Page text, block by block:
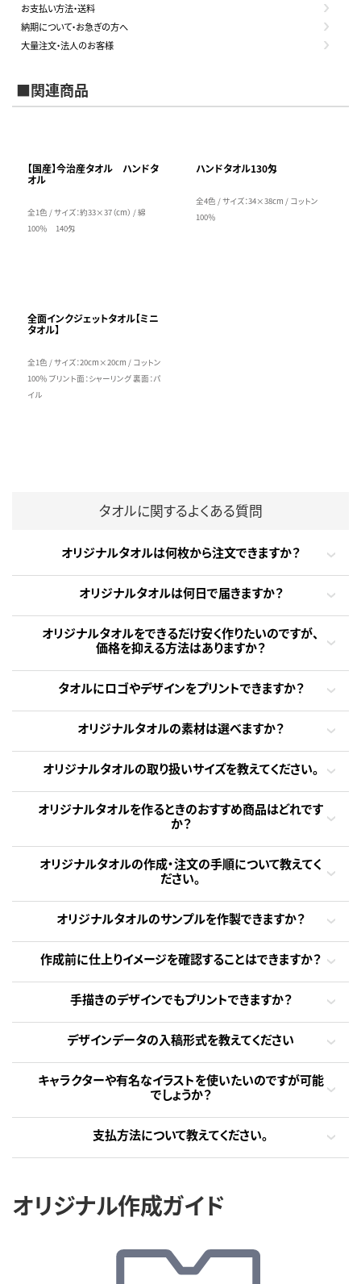
お支払い方法・送料
納期について・お急ぎの方へ
大量注文・法人のお客様
■関連商品
【国産】今治産タオル ハンドタ
オル
全1色 / サイズ：約33×37（cm） / 綿
100％ 140匁
ハンドタオル130匁
全4色 / サイズ：34×38cm / コットン
100％
全面インクジェットタオル【ミニ
タオル】
全1色 / サイズ：20cm×20cm / コットン
100％ プリント面：シャーリング 裏面：パ
イル
タオルに関するよくある質問
オリジナルタオルは何枚から注文できますか？
オリジナルタオルは何日で届きますか？
オリジナルタオルをできるだけ安く作りたいのですが、
価格を抑える方法はありますか？
タオルにロゴやデザインをプリントできますか？
オリジナルタオルの素材は選べますか？
オリジナルタオルの取り扱いサイズを教えてください。
オリジナルタオルを作るときのおすすめ商品はどれです
か？
オリジナルタオルの作成・注文の手順について教えてく
ださい。
オリジナルタオルのサンプルを作製できますか？
作成前に仕上りイメージを確認することはできますか？
手描きのデザインでもプリントできますか？
デザインデータの入稿形式を教えてください
キャラクターや有名なイラストを使いたいのですが可能
でしょうか？
支払方法について教えてください。
オリジナル作成ガイド